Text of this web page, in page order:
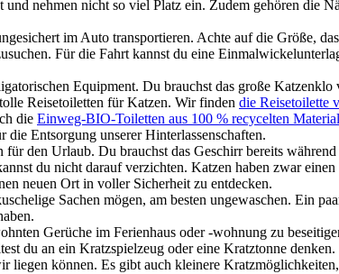
nehmen nicht so viel Platz ein. Zudem gehören die
im Auto transportieren. Achte auf die Größe,
Für die Fahrt kannst du eine
Equipment. Du brauchst das große
Reisetoiletten für Katzen. Wir finden die Reisetoilette
die Einweg-BIO-Toiletten aus 100 % recycelten
Entsorgung unserer Hinterlassenschaften.
den Urlaub. Du brauchst das Geschirr bereits
du nicht darauf verzichten. Katzen haben zwar
neuen Ort in voller Sicherheit zu entdecken.
Sachen mögen, am besten ungewaschen. Ein
Gerüche im Ferienhaus oder -wohnung zu
du an ein Kratzspielzeug oder eine Kratztonne
liegen können. Es gibt auch kleinere